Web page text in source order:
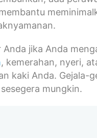
jika Anda
, kemerahan, nyeri,
kaki Anda. Gejala-
mungkin.